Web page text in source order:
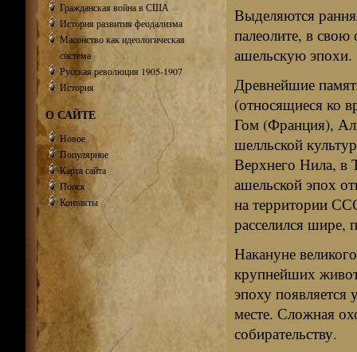
Выделяются
палеолите, в
ашельскую эпохи.
Древнейшие
(относящиеся ко
Гом (Франция),
шелльской
Верхнего Нила, в
ашельской эпох
на территории
расселился
Накануне
крупнейших
эпоху
месте. Сложная
собирательству.
Гражданская война в США
История развития феодализма
Масонство как идеологическая
система
Русская революция 1905-1907
История
О САЙТЕ
Новое
Популярное
Карта сайта
Поиск
Контакты